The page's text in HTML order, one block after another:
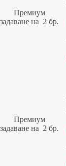
Премиум
задаване на 2 бр.
Премиум
задаване на 2 бр.